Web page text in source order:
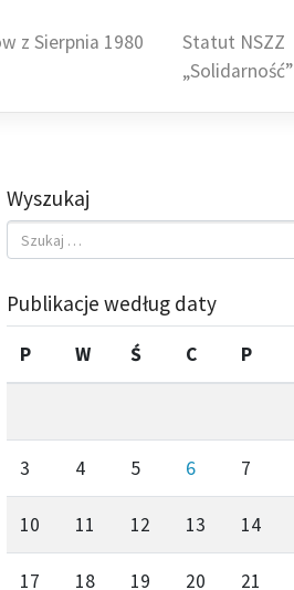
z Sierpnia 1980
Statut NSZZ
„Solidarność”
Wyszukaj
Publikacje według daty
P W Ś C P
3 4 5 6 7
10 11 12 13 14
17 18 19 20 21